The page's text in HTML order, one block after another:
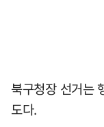
북구청장 선거는
도다.